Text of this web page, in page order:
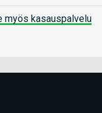
myös kasauspalvelu